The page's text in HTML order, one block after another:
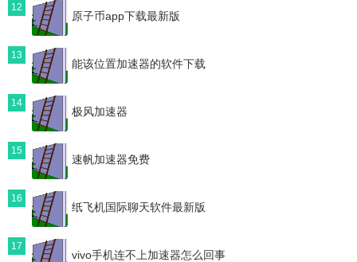
12
原子币app下载最新版
13
能该位置加速器的软件下载
14
极风加速器
15
速帆加速器免费
16
纸飞机国际聊天软件最新版
17
vivo手机连不上加速器怎么回事